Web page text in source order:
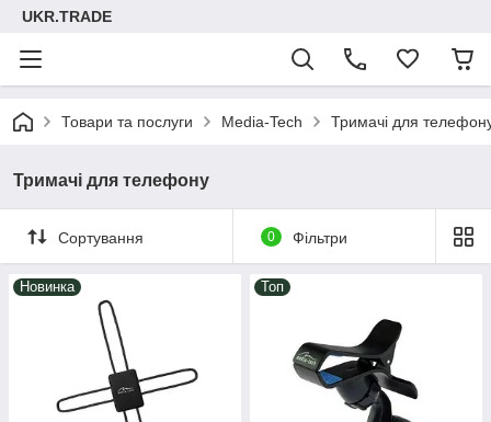
UKR.TRADE
Товари та послуги Media-Tech Тримачі для
Тримачі для телефону
Сортування 0 Фільтри
Новинка Топ